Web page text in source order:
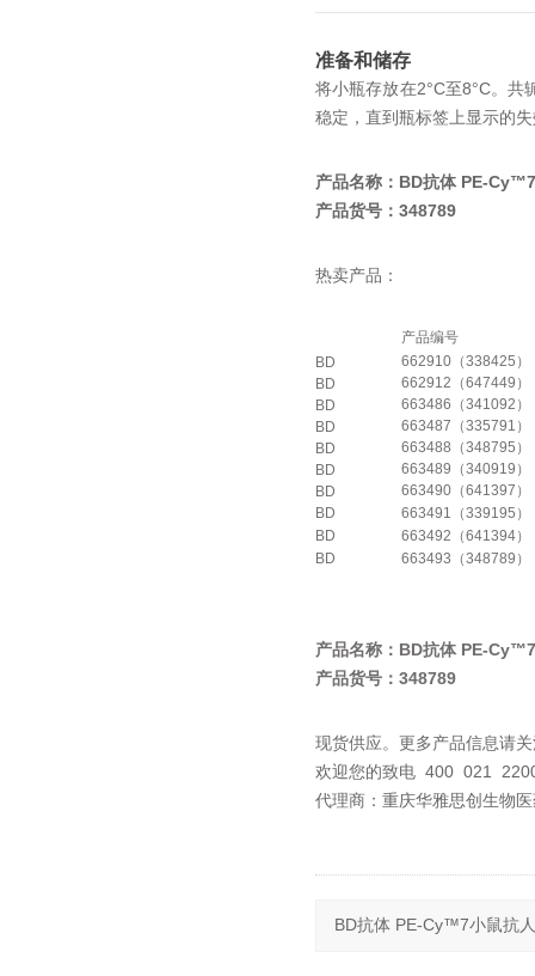
准备和储存
将小瓶存放在2°C至8°C。共
稳定，直到瓶标签上显示的
产品名称：BD抗体 PE-
产品货号：348789
热卖产品：
产品编号
BD
662910（338425）
BD
662912（647449）
BD
663486（341092）
BD
663487（335791）
BD
663488（348795）
BD
663489（340919）
BD
663490（641397）
BD
663491（339195）
BD
663492（641394）
BD
663493（348789）
产品名称：BD抗体 PE-
产品货号：348789
现货供应。更多产品信息请
欢迎您的致电 400
代理商：重庆华雅思创生物